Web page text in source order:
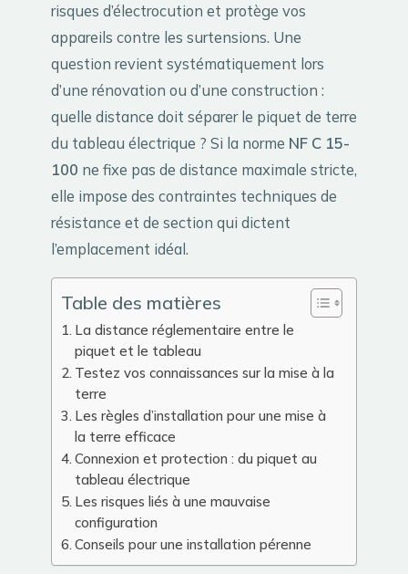
risques d’électrocution et protège vos
appareils contre les surtensions. Une
question revient systématiquement lors
d’une rénovation ou d’une construction :
quelle distance doit séparer le piquet de terre
du tableau électrique ? Si la norme NF C 15-
100 ne fixe pas de distance maximale stricte,
elle impose des contraintes techniques de
résistance et de section qui dictent
l’emplacement idéal.
Table des matières
La distance réglementaire entre le
piquet et le tableau
Testez vos connaissances sur la mise à la
terre
Les règles d’installation pour une mise à
la terre efficace
Connexion et protection : du piquet au
tableau électrique
Les risques liés à une mauvaise
configuration
Conseils pour une installation pérenne